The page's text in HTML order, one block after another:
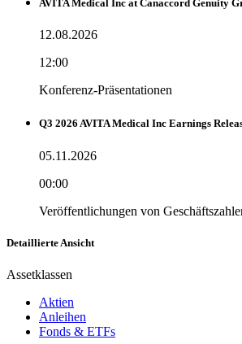
AVITA Medical Inc at Canaccord Genuity
12.08.2026
12:00
Konferenz-Präsentationen
Q3 2026 AVITA Medical Inc Earnings
05.11.2026
00:00
Veröffentlichungen von
Detaillierte Ansicht
Assetklassen
Aktien
Anleihen
Fonds & ETFs